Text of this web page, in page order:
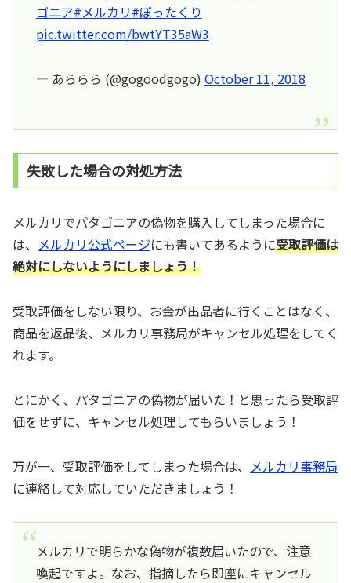
ゴニア#メルカリ#ぼったくり
pic.twitter.com/bwtYT35aW3
— あららら (@gogoodgogo) October 11, 2018
失敗した場合の対処方法
メルカリでパタゴニアの偽物を購入してしまった場合に
は、 メルカリ公式ページにも書いてあるように受取評価は
絶対にしないようにしましょう！
受取評価をしない限り、お金が出品者に行くことはなく、
商品を返品後、メルカリ事務局がキャンセル処理をしてく
れます。
とにかく、パタゴニアの偽物が届いた！と思ったら受取評
価をせずに、キャンセル処理してもらいましょう！
万が一、受取評価をしてしまった場合は、 メルカリ事務局
に連絡して対応していただきましょう！
メルカリで明らかな偽物が複数届いたので、注意
喚起ですよ。なお、指摘したら即座にキャンセル